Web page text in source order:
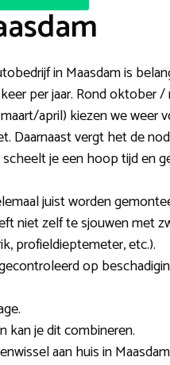
in Maasdam is
per jaar. Rond oktober
april) kiezen we weer
Daarnaast vergt het de
je een hoop tijd en
juist worden
niet zelf te sjouwen met
profieldieptemeter, etc.).
op
kan je dit combineren.
aan huis in